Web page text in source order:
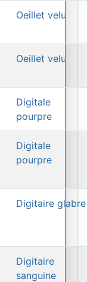
Oeillet velu
Oeillet velu
Digitale
pourpre
Digitale
pourpre
Digitaire glabre
Digitaire
sanguine